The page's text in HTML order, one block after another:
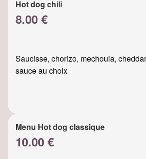
Hot dog chili
8.00 €
Saucisse, chorizo, mechouia,
sauce au choix
Menu Hot dog classique
10.00 €